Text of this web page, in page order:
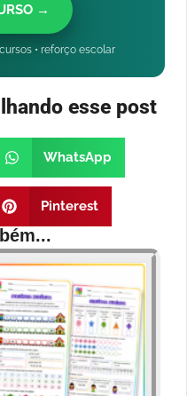
→
• reforço escolar
esse post
WhatsApp
Pinterest